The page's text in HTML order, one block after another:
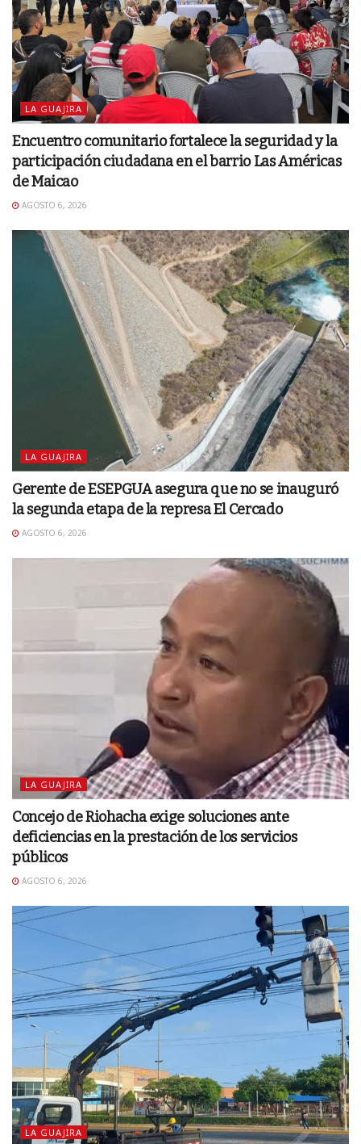
LA GUAJIRA
Encuentro comunitario fortalece la seguridad y la
participación ciudadana en el barrio Las Américas
de Maicao
AGOSTO 6, 2026
LA GUAJIRA
Gerente de ESEPGUA asegura que no se inauguró
la segunda etapa de la represa El Cercado
AGOSTO 6, 2026
LA GUAJIRA
Concejo de Riohacha exige soluciones ante
deficiencias en la prestación de los servicios
públicos
AGOSTO 6, 2026
LA GUAJIRA